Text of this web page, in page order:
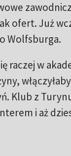
ofert. Już
Wolfsburga.
raczej w
Klub z
i aż